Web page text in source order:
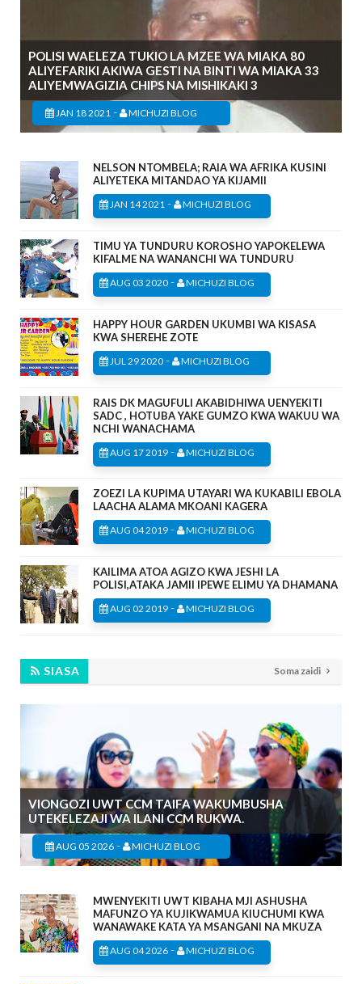
POLISI WAELEZA TUKIO LA MZEE WA MIAKA 80
ALIYEFARIKI AKIWA GESTI NA BINTI WA MIAKA 33
ALIYEMWAGIZIA CHIPS NA MISHIKAKI 3
JAN 18 2021 - MICHUZI BLOG
NELSON NTOMBELA; RAIA WA AFRIKA KUSINI
ALIYETEKA MITANDAO YA KIJAMII
JAN 14 2021 - MICHUZI BLOG
TIMU YA TUNDURU KOROSHO YAPOKELEWA
KIFALME NA WANANCHI WA TUNDURU
AUG 03 2020 - MICHUZI BLOG
HAPPY HOUR GARDEN UKUMBI WA KISASA
KWA SHEREHE ZOTE
JUL 29 2020 - MICHUZI BLOG
RAIS DK MAGUFULI AKABIDHIWA UENYEKITI
SADC , HOTUBA YAKE GUMZO KWA WAKUU WA
NCHI WANACHAMA
AUG 17 2019 - MICHUZI BLOG
ZOEZI LA KUPIMA UTAYARI WA KUKABILI EBOLA
LAACHA ALAMA MKOANI KAGERA
AUG 04 2019 - MICHUZI BLOG
KAILIMA ATOA AGIZO KWA JESHI LA
POLISI,ATAKA JAMII IPEWE ELIMU YA DHAMANA
AUG 02 2019 - MICHUZI BLOG
SIASA Soma zaidi
VIONGOZI UWT CCM TAIFA WAKUMBUSHA
UTEKELEZAJI WA ILANI CCM RUKWA.
AUG 05 2026 - MICHUZI BLOG
MWENYEKITI UWT KIBAHA MJI ASHUSHA
MAFUNZO YA KUJIKWAMUA KIUCHUMI KWA
WANAWAKE KATA YA MSANGANI NA MKUZA
AUG 04 2026 - MICHUZI BLOG